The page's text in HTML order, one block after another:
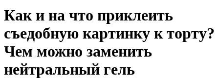
Как и на что приклеить
съедобную картинку к торту?
Чем можно заменить
нейтральный гель